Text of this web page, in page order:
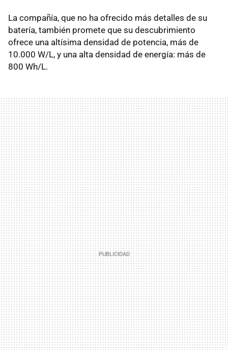
La compañía, que no ha ofrecido más detalles de su
batería, también promete que su descubrimiento
ofrece una altísima densidad de potencia, más de
10.000 W/L, y una alta densidad de energía: más de
800 Wh/L.